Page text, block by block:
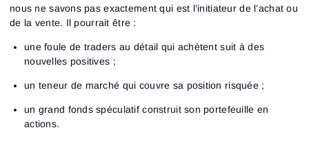
nous ne savons pas exactement qui est l’initiateur de l’achat ou
de la vente. Il pourrait être :
une foule de traders au détail qui achètent suit à des
nouvelles positives ;
un teneur de marché qui couvre sa position risquée ;
un grand fonds spéculatif construit son portefeuille en
actions.